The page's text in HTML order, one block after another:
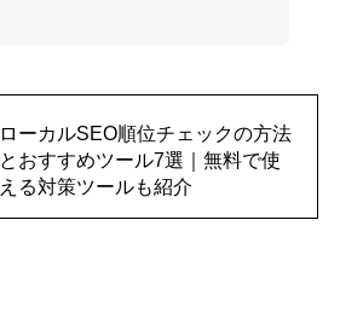
ローカルSEO順位チェックの方法
とおすすめツール7選｜無料で使
える対策ツールも紹介